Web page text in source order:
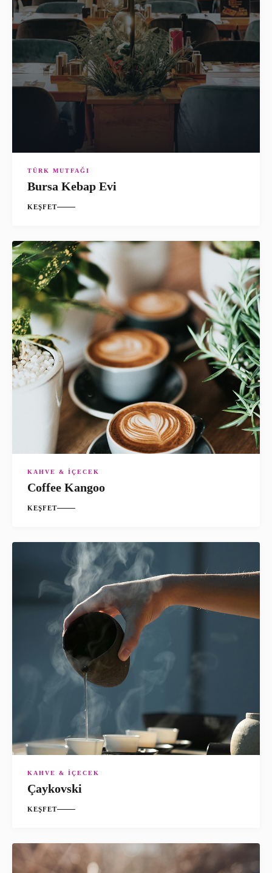
TÜRK MUTFAĞI
Bursa Kebap Evi
KEŞFET
KAHVE & İÇECEK
Coffee Kangoo
KEŞFET
KAHVE & İÇECEK
Çaykovski
KEŞFET